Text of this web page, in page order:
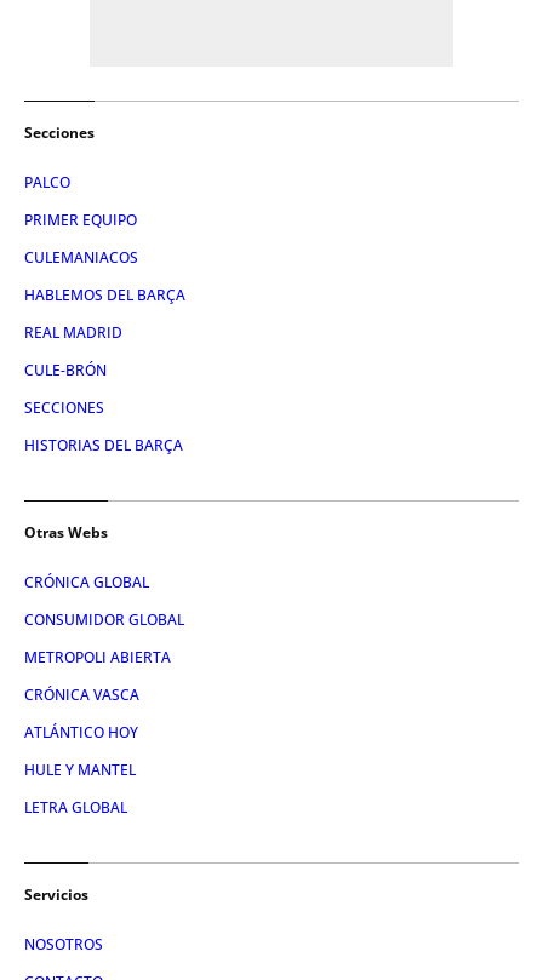
Secciones
PALCO
PRIMER EQUIPO
CULEMANIACOS
HABLEMOS DEL BARÇA
REAL MADRID
CULE-BRÓN
SECCIONES
HISTORIAS DEL BARÇA
Otras Webs
CRÓNICA GLOBAL
CONSUMIDOR GLOBAL
METROPOLI ABIERTA
CRÓNICA VASCA
ATLÁNTICO HOY
HULE Y MANTEL
LETRA GLOBAL
Servicios
NOSOTROS